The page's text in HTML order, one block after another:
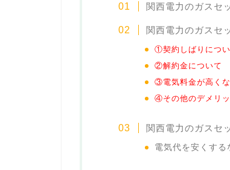
関西電力のガスセ
関西電力のガスセ
①契約しばりにつ
②解約金について
③電気料金が高く
④その他のデメリッ
関西電力のガスセ
電気代を安くする